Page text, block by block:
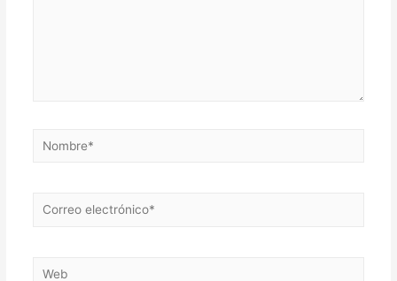
Nombre*
Correo
Web